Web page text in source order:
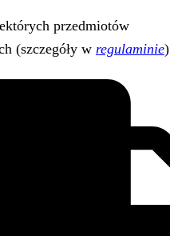
przedmiotów
(szczegóły w regulaminie)